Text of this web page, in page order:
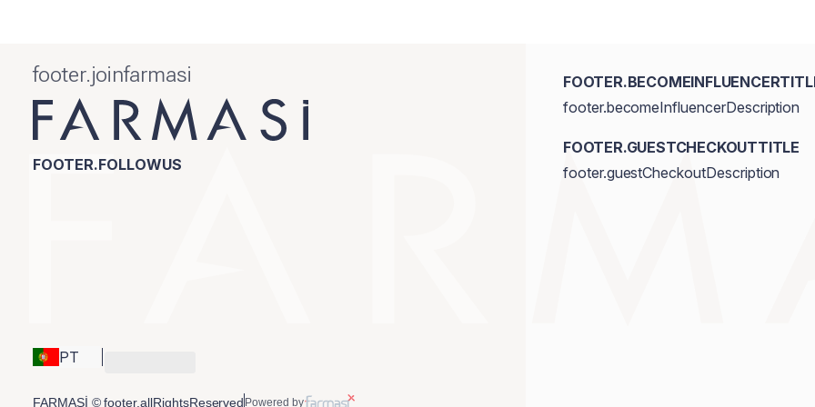
footer.joinfarmasi
FOOTER.FOLLOWUS
PT
footer.becomeInfluencerDescription
FOOTER.GUESTCHECKOUTTITLE
footer.guestCheckoutDescription
FARMASİ © footer.allRightsReserved Powered by